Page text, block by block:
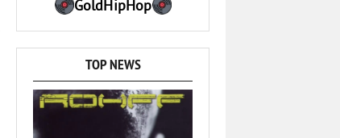
GoldHipHop
TOP NEWS